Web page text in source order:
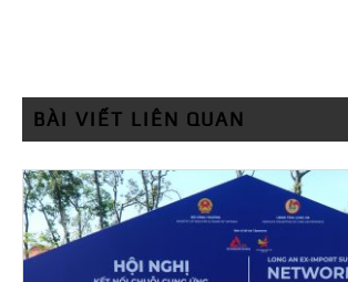
BÀI VIẾT LIÊN QUAN